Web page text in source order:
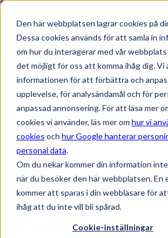
Den här webbplatsen lagrar cookies på
Dessa cookies används för att samla in
om hur du interagerar med vår
det möjligt för oss att komma ihåg dig. Vi
informationen för att förbättra och
upplevelse, för analysändamål och för
anpassad annonsering. För att läsa mer
cookies vi använder, läs mer om hur vi
cookies och hur Google hanterar
personal data.
Om du nekar kommer din information
när du besöker den här webbplatsen. En
kommer att sparas i din webbläsare för
ihåg att du inte vill bli spårad.
Cookie-inställningar
Produkter
Branscher
Resurser
Integrationer
search
Hur
att du kan
smartare i
projekt